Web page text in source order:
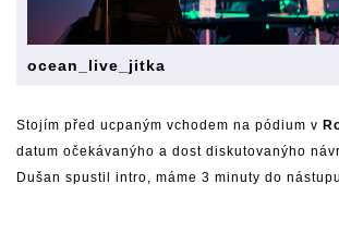
ocean_live_jitka
Stojím před ucpaným vchodem na pódium v
datum očekávanýho a dost diskutovanýho
Dušan spustil intro, máme 3 minuty do